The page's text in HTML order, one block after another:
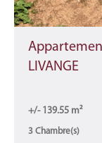
LIVANGE
+/- 139.55 m²
3 Chambre(s)